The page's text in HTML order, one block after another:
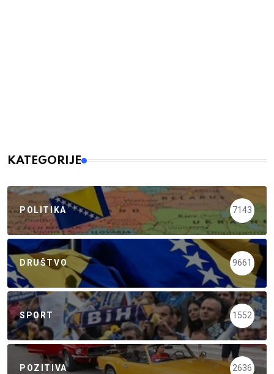
KATEGORIJE
POLITIKA 7143
DRUŠTVO 9661
SPORT 1552
POZITIVA 2636